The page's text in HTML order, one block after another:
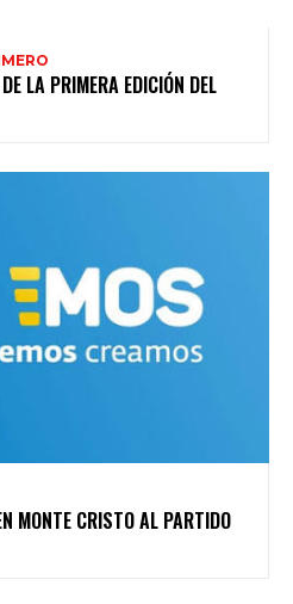
LA PRIMERA EDICIÓN DEL
MONTE CRISTO AL PARTIDO